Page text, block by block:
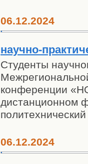
06.12.2024
научно-
Студенты
конференции
дистанционном
06.12.2024